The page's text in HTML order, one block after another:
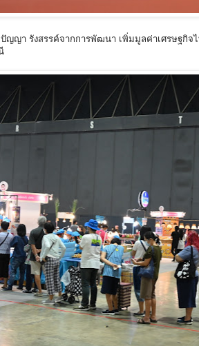
ญญา รังสรรค์จากการพัฒนา เพิ่มมูลค่าเศรษฐกิจ